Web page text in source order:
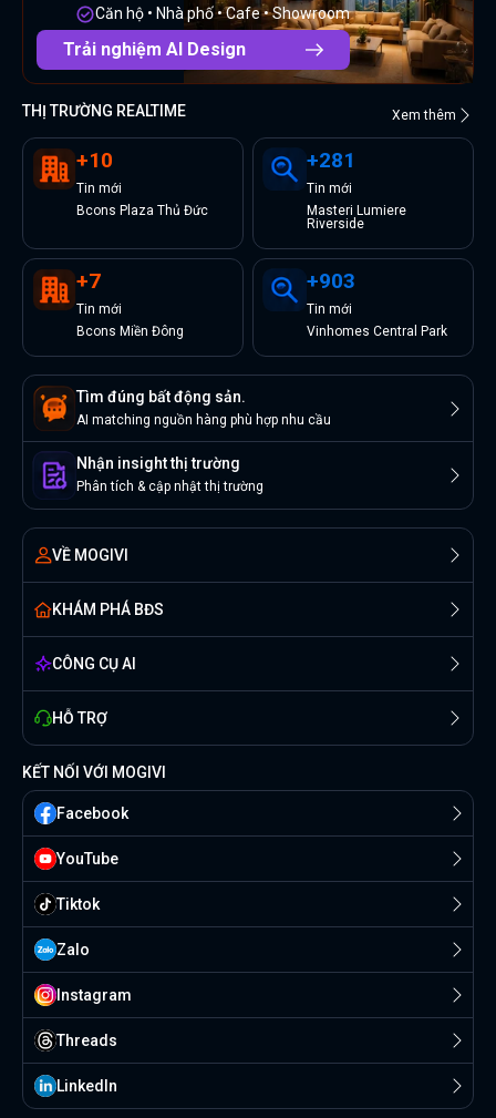
Căn hộ • Nhà phố • Cafe • Showroom
Trải nghiệm AI Design
THỊ TRƯỜNG REALTIME Xem thêm
+10
Tin mới
Bcons Plaza Thủ Đức
+281
Tin mới
Masteri Lumiere
Riverside
+7
Tin mới
Bcons Miền Đông
+903
Tin mới
Vinhomes Central Park
Tìm đúng bất động sản.
AI matching nguồn hàng phù hợp nhu cầu
Nhận insight thị trường
Phân tích & cập nhật thị trường
VỀ MOGIVI
KHÁM PHÁ BĐS
CÔNG CỤ AI
HỖ TRỢ
KẾT NỐI VỚI MOGIVI
Facebook
YouTube
Tiktok
Zalo
Instagram
Threads
Linkedln